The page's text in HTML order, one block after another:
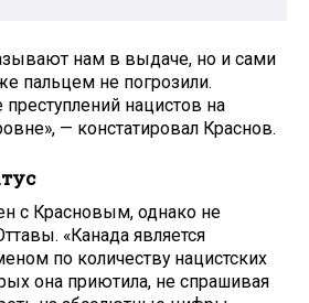
нам в выдаче, но и сами
пальцем не погрозили.
нацистов на
— констатировал Краснов.
с Красновым, однако не
«Канада является
по количеству нацистских
она приютила, не спрашивая